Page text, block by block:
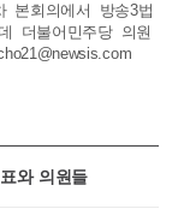
본회의에서 방송3법
더불어민주당 의원
와 의원들